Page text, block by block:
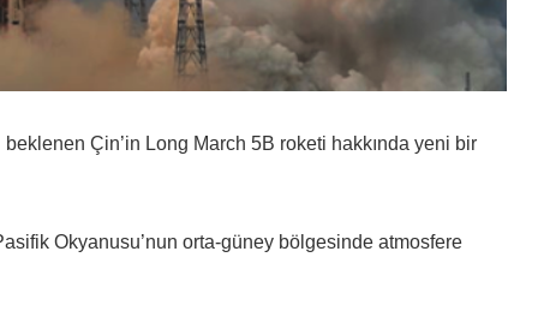
Çin’in Long March 5B roketi hakkında yeni bir
Okyanusu’nun orta-güney bölgesinde atmosfere